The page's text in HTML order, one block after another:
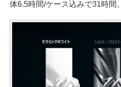
体6.5時間/ケース込みで31時間。